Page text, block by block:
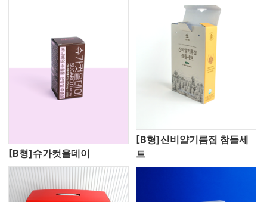
[B형]슈가컷올데이
[B형]신비얄기름집 참들세
트